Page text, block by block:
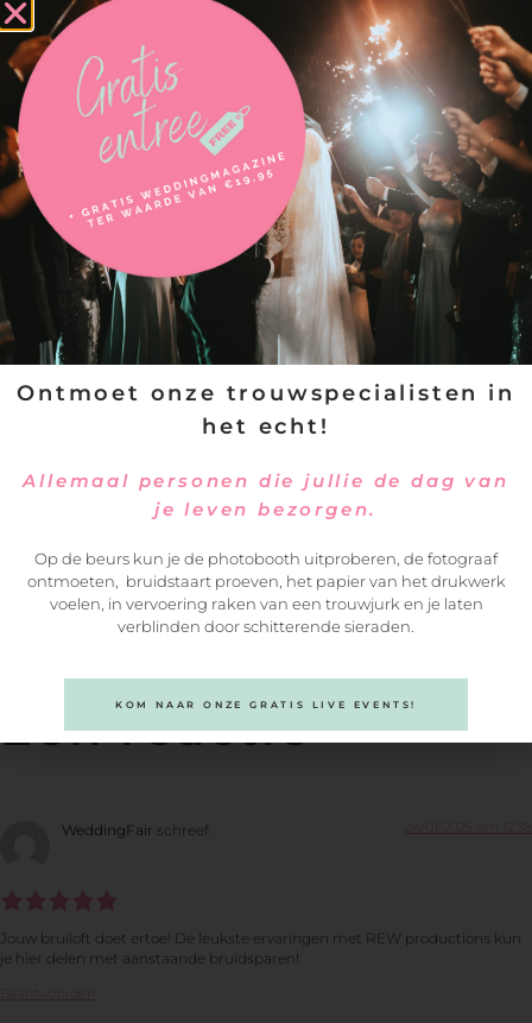
VERSTUREN
Delen
Eén reactie
WeddingFair schreef:
Jouw bruiloft doet ertoe! De leukste ervaringen met REW productions kun
je hier delen met aanstaande bruidsparen!
Beantwoorden
Ontmoet onze trouwspecialisten in
het echt!
Allemaal personen die jullie de dag van
je leven bezorgen.
Op de beurs kun je de photobooth uitproberen, de fotograaf
ontmoeten, bruidstaart proeven, het papier van het drukwerk
voelen, in vervoering raken van een trouwjurk en je laten
verblinden door schitterende sieraden.
KOM NAAR ONZE GRATIS LIVE EVENTS!